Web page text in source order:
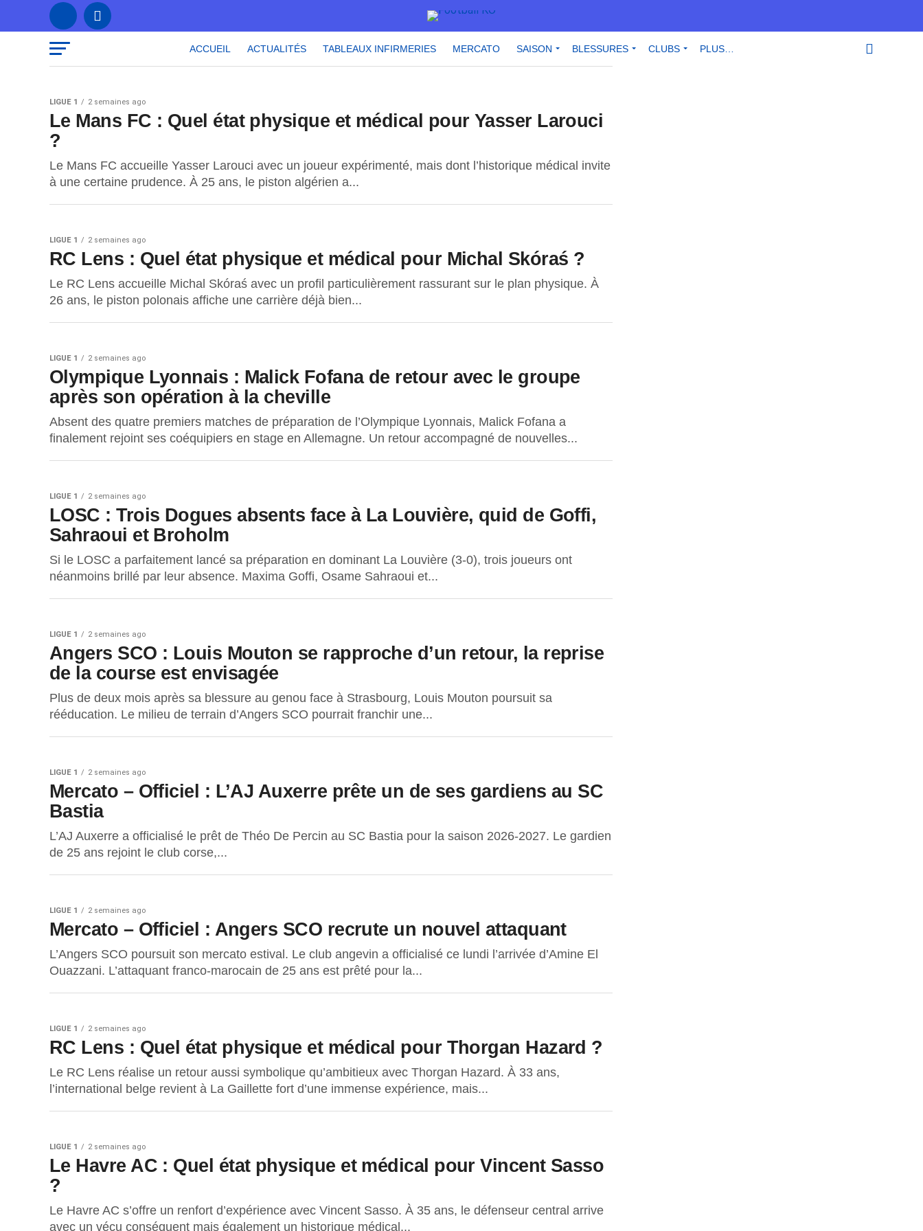
ACCUEIL ACTUALITÉS TABLEAUX INFIRMERIES MERCATO SAISON BLESSURES CLUBS PLUS…
LIGUE 1 2 semaines ago
Le Mans FC : Quel état physique et médical pour Yasser Larouci
?
Le Mans FC accueille Yasser Larouci avec un joueur expérimenté, mais dont l’historique médical invite
à une certaine prudence. À 25 ans, le piston algérien a...
LIGUE 1 2 semaines ago
RC Lens : Quel état physique et médical pour Michal Skóraś ?
Le RC Lens accueille Michal Skóraś avec un profil particulièrement rassurant sur le plan physique. À
26 ans, le piston polonais affiche une carrière déjà bien...
LIGUE 1 2 semaines ago
Olympique Lyonnais : Malick Fofana de retour avec le groupe
après son opération à la cheville
Absent des quatre premiers matches de préparation de l’Olympique Lyonnais, Malick Fofana a
finalement rejoint ses coéquipiers en stage en Allemagne. Un retour accompagné de nouvelles...
LIGUE 1 2 semaines ago
LOSC : Trois Dogues absents face à La Louvière, quid de Goffi,
Sahraoui et Broholm
Si le LOSC a parfaitement lancé sa préparation en dominant La Louvière (3-0), trois joueurs ont
néanmoins brillé par leur absence. Maxima Goffi, Osame Sahraoui et...
LIGUE 1 2 semaines ago
Angers SCO : Louis Mouton se rapproche d’un retour, la reprise
de la course est envisagée
Plus de deux mois après sa blessure au genou face à Strasbourg, Louis Mouton poursuit sa
rééducation. Le milieu de terrain d’Angers SCO pourrait franchir une...
LIGUE 1 2 semaines ago
Mercato – Officiel : L’AJ Auxerre prête un de ses gardiens au SC
Bastia
L’AJ Auxerre a officialisé le prêt de Théo De Percin au SC Bastia pour la saison 2026-2027. Le gardien
de 25 ans rejoint le club corse,...
LIGUE 1 2 semaines ago
Mercato – Officiel : Angers SCO recrute un nouvel attaquant
L’Angers SCO poursuit son mercato estival. Le club angevin a officialisé ce lundi l’arrivée d’Amine El
Ouazzani. L’attaquant franco-marocain de 25 ans est prêté pour la...
LIGUE 1 2 semaines ago
RC Lens : Quel état physique et médical pour Thorgan Hazard ?
Le RC Lens réalise un retour aussi symbolique qu’ambitieux avec Thorgan Hazard. À 33 ans,
l’international belge revient à La Gaillette fort d’une immense expérience, mais...
LIGUE 1 2 semaines ago
Le Havre AC : Quel état physique et médical pour Vincent Sasso
?
Le Havre AC s’offre un renfort d’expérience avec Vincent Sasso. À 35 ans, le défenseur central arrive
avec un vécu conséquent mais également un historique médical...